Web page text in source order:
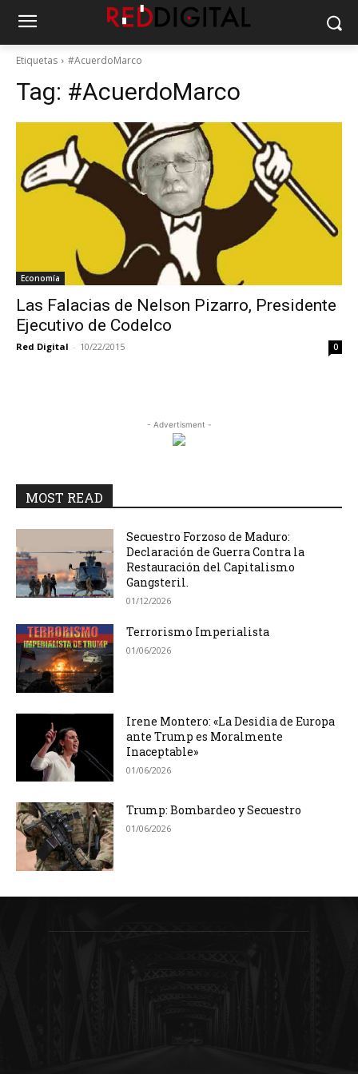
Etiquetas #AcuerdoMarco
Tag: #AcuerdoMarco
Economía
Las Falacias de Nelson Pizarro, Presidente
Ejecutivo de Codelco
Red Digital - 10/22/2015 0
- Advertisment -
MOST READ
Secuestro Forzoso de Maduro:
Declaración de Guerra Contra la
Restauración del Capitalismo
Gangsteril.
01/12/2026
Terrorismo Imperialista
01/06/2026
Irene Montero: «La Desidia de Europa
ante Trump es Moralmente
Inaceptable»
01/06/2026
Trump: Bombardeo y Secuestro
01/06/2026